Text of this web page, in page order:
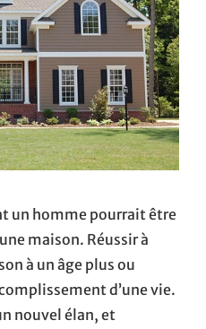
un homme pourrait être
maison. Réussir à
à un âge plus ou
d’une vie.
nouvel élan, et